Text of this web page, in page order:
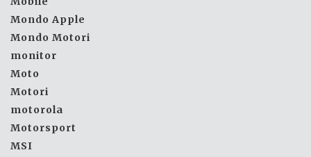
Mondo Apple
Mondo Motori
monitor
Moto
Motori
motorola
Motorsport
MSI